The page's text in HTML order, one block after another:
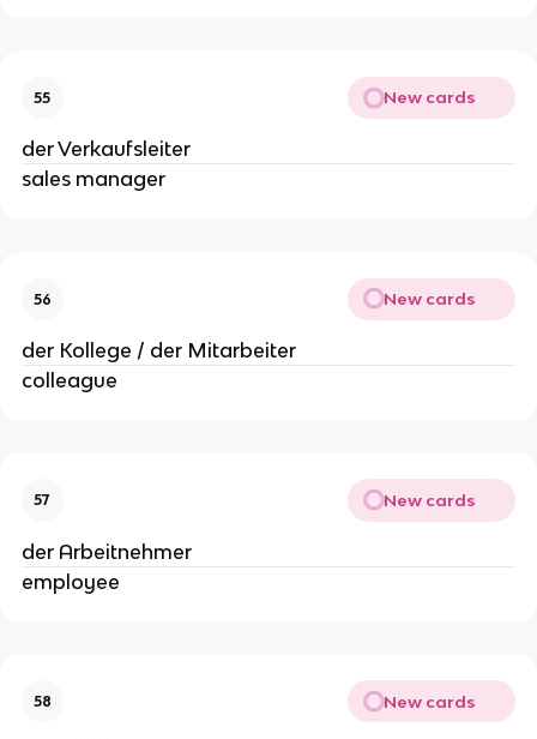
55 New cards
der Verkaufsleiter
sales manager
56 New cards
der Kollege / der Mitarbeiter
colleague
57 New cards
der Arbeitnehmer
employee
58 New cards